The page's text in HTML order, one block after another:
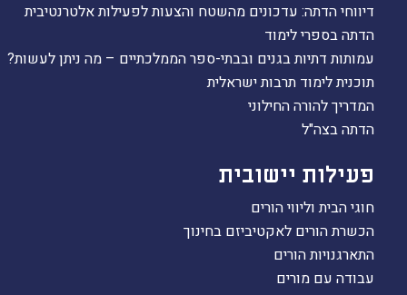
דיווחי הדתה: עדכונים מהשטח והצעות לפעילות אלטרנטיבית
הדתה בספרי לימוד
עמותות דתיות בגנים ובבתי-ספר הממלכתיים – מה ניתן לעשות?
תוכנית לימוד תרבות ישראלית
המדריך להורה החילוני
הדתה בצה"ל
פעילות יישובית
חוגי הבית וליווי הורים
הכשרת הורים לאקטיביזם בחינוך
התארגנויות הורים
עבודה עם מורים